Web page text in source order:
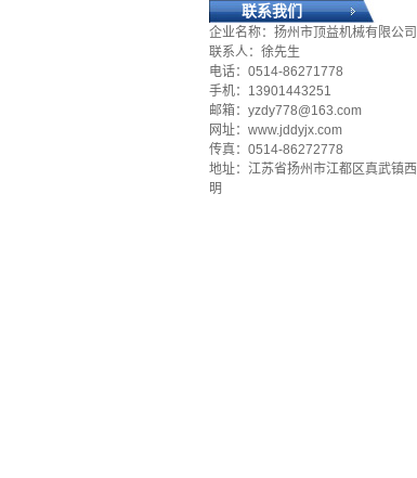
联系我们
企业名称：扬州市顶益机械有限公司
联系人：徐先生
电话：0514-86271778
手机：13901443251
邮箱：yzdy778@163.com
网址：www.jddyjx.com
传真：0514-86272778
地址：江苏省扬州市江都区真武镇西
明